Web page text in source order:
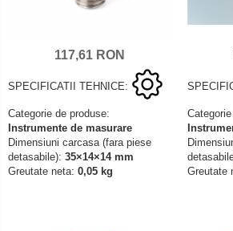
117,61 RON
SPECIFICATII TEHNICE:
Categorie de produse:
Instrumente de masurare
Dimensiuni carcasa (fara piese
detasabile): 35×14×14 mm
Greutate neta: 0,05 kg
Greutate